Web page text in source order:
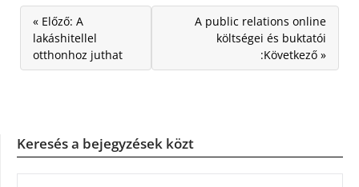
« Előző: A
lakáshitellel
otthonhoz juthat
A public relations online
költségei és buktatói
:Következő »
Keresés a bejegyzések közt